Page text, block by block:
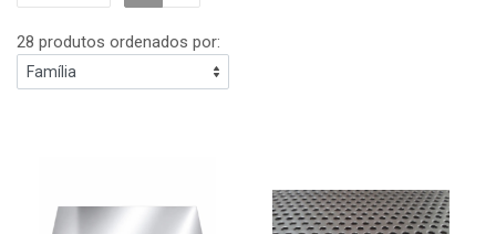
28 produtos ordenados por: